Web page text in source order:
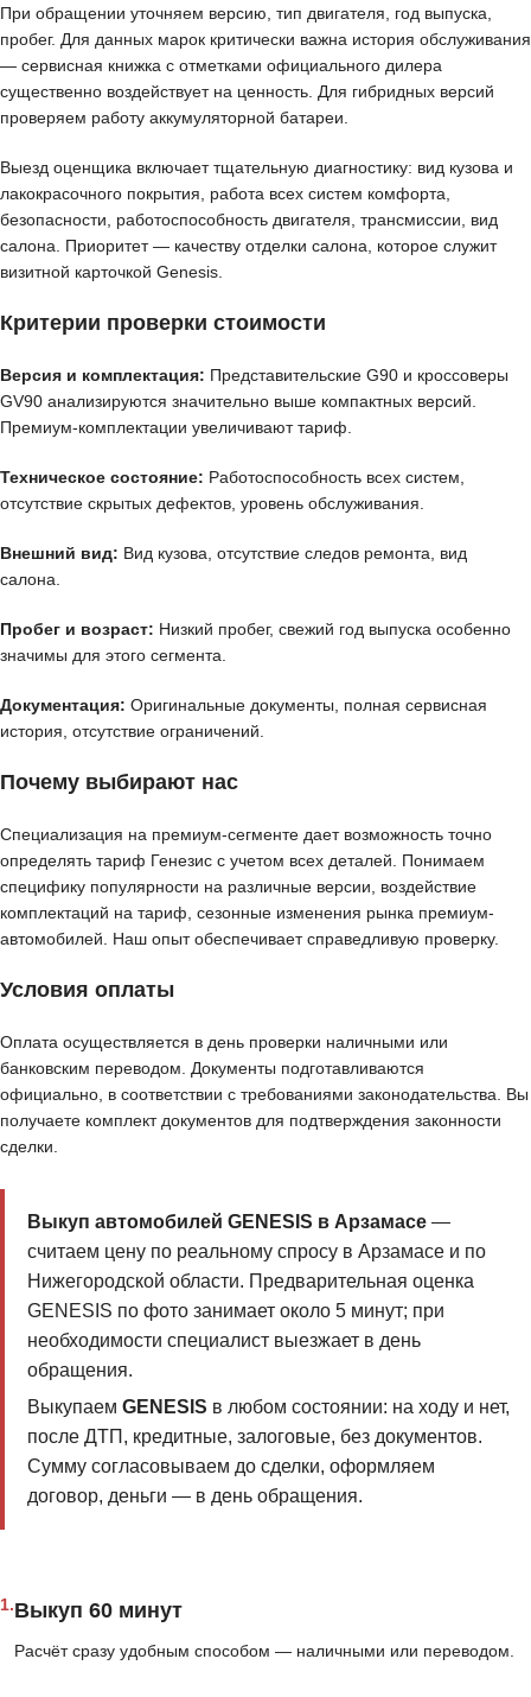
При обращении уточняем версию, тип двигателя, год выпуска,
пробег. Для данных марок критически важна история обслуживания
— сервисная книжка с отметками официального дилера
существенно воздействует на ценность. Для гибридных версий
проверяем работу аккумуляторной батареи.
Выезд оценщика включает тщательную диагностику: вид кузова и
лакокрасочного покрытия, работа всех систем комфорта,
безопасности, работоспособность двигателя, трансмиссии, вид
салона. Приоритет — качеству отделки салона, которое служит
визитной карточкой Genesis.
Критерии проверки стоимости
Версия и комплектация: Представительские G90 и кроссоверы
GV90 анализируются значительно выше компактных версий.
Премиум-комплектации увеличивают тариф.
Техническое состояние: Работоспособность всех систем,
отсутствие скрытых дефектов, уровень обслуживания.
Внешний вид: Вид кузова, отсутствие следов ремонта, вид
салона.
Пробег и возраст: Низкий пробег, свежий год выпуска особенно
значимы для этого сегмента.
Документация: Оригинальные документы, полная сервисная
история, отсутствие ограничений.
Почему выбирают нас
Специализация на премиум-сегменте дает возможность точно
определять тариф Генезис с учетом всех деталей. Понимаем
специфику популярности на различные версии, воздействие
комплектаций на тариф, сезонные изменения рынка премиум-
автомобилей. Наш опыт обеспечивает справедливую проверку.
Условия оплаты
Оплата осуществляется в день проверки наличными или
банковским переводом. Документы подготавливаются
официально, в соответствии с требованиями законодательства. Вы
получаете комплект документов для подтверждения законности
сделки.
Выкуп автомобилей GENESIS в Арзамасе—
считаем цену по реальному спросу в Арзамасе и по
Нижегородской области. Предварительная оценка
GENESIS по фото занимает около 5 минут; при
необходимости специалист выезжает в день
обращения.
Выкупаем GENESIS в любом состоянии: на ходу и нет,
после ДТП, кредитные, залоговые, без документов.
Сумму согласовываем до сделки, оформляем
договор, деньги — в день обращения.
1.Выкуп 60 минут
Расчёт сразу удобным способом — наличными или переводом.